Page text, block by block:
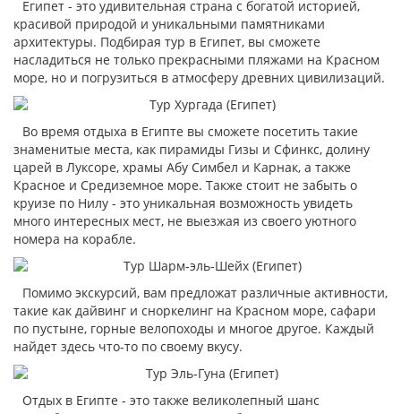
Египет - это удивительная страна с богатой историей,
красивой природой и уникальными памятниками
архитектуры. Подбирая тур в Египет, вы сможете
насладиться не только прекрасными пляжами на Красном
море, но и погрузиться в атмосферу древних цивилизаций.
Во время отдыха в Египте вы сможете посетить такие
знаменитые места, как пирамиды Гизы и Сфинкс, долину
царей в Луксоре, храмы Абу Симбел и Карнак, а также
Красное и Средиземное море. Также стоит не забыть о
круизе по Нилу - это уникальная возможность увидеть
много интересных мест, не выезжая из своего уютного
номера на корабле.
Помимо экскурсий, вам предложат различные активности,
такие как дайвинг и сноркелинг на Красном море, сафари
по пустыне, горные велопоходы и многое другое. Каждый
найдет здесь что-то по своему вкусу.
Отдых в Египте - это также великолепный шанс